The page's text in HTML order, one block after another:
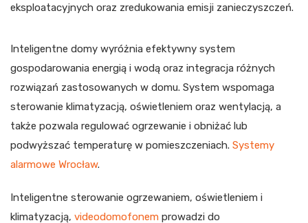
eksploatacyjnych oraz zredukowania emisji zanieczyszczeń.
Inteligentne domy wyróżnia efektywny system
gospodarowania energią i wodą oraz integracja różnych
rozwiązań zastosowanych w domu. System wspomaga
sterowanie klimatyzacją, oświetleniem oraz wentylacją, a
także pozwala regulować ogrzewanie i obniżać lub
podwyższać temperaturę w pomieszczeniach. Systemy
alarmowe Wrocław.
Inteligentne sterowanie ogrzewaniem, oświetleniem i
klimatyzacją, videodomofonem prowadzi do